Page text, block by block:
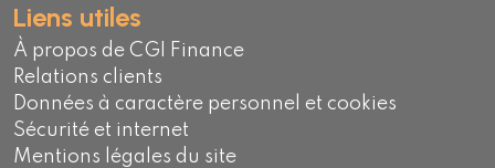
Liens utiles
À propos de CGI Finance
Relations clients
Données à caractère personnel et cookies
Sécurité et internet
Mentions légales du site